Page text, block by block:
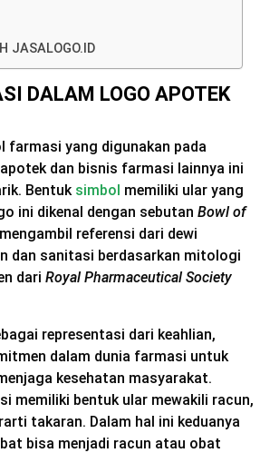
JASALOGO.ID
DALAM LOGO APOTEK
farmasi yang digunakan pada
dan bisnis farmasi lainnya ini
Bentuk simbol memiliki ular yang
ini dikenal dengan sebutan Bowl of
referensi dari dewi
dan sanitasi berdasarkan mitologi
dari Royal Pharmaceutical Society
representasi dari keahlian,
dalam dunia farmasi untuk
kesehatan masyarakat.
memiliki bentuk ular mewakili racun,
takaran. Dalam hal ini keduanya
bisa menjadi racun atau obat